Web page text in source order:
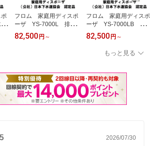
フロム 家庭用ディスポ
ーザ YS-7000L 排水
径φ180 偏平 規格適
合評価品/製品認証品/国
82,500円 ～
フロム 家庭用ディスポ
ーザ YS-7000LB 排水
径φ180 超偏平 規格
適合評価品/製品認証品/
国内製造/ディスポーザ付
きマンション交換対応機
82,500円 ～
もっと見る
5 2026/07/30